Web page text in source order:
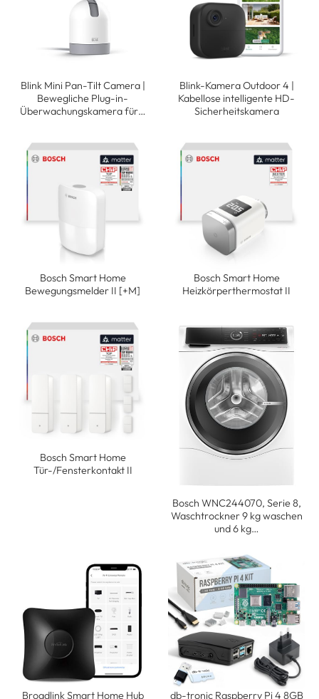
Blink Mini Pan-Tilt Camera |
Bewegliche Plug-in-
Überwachungskamera für…
Blink-Kamera Outdoor 4 |
Kabellose intelligente HD-
Sicherheitskamera
Bosch Smart Home
Bewegungsmelder II [+M]
Bosch Smart Home
Heizkörperthermostat II
Bosch Smart Home
Tür-/Fensterkontakt II
Bosch WNC244070, Serie 8,
Waschtrockner 9 kg waschen
und 6 kg…
Broadlink Smart Home Hub
db-tronic Raspberry Pi 4 8GB